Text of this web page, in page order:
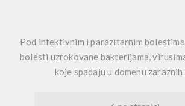
Pod infektivnim i parazitarnim
bolesti uzrokovane bakterijama,
koje spadaju u domenu